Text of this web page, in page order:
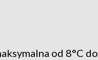
od 8°C do